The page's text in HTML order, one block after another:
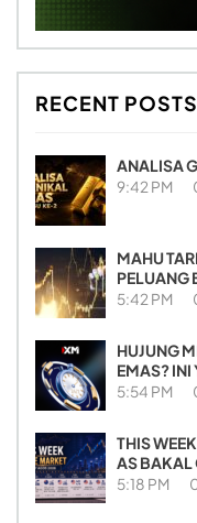
RECENT POSTS
ANALISA
9:42 PM
MAHU
PELUANG
5:42 PM
HUJUNG
EMAS? INI
5:54 PM
THIS
AS BAKAL
5:18 PM